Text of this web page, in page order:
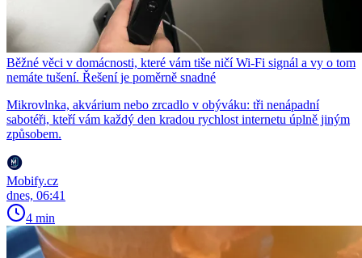
Běžné věci v domácnosti, které vám tiše ničí Wi-Fi signál a vy o tom
nemáte tušení. Řešení je poměrně snadné
Mikrovlnka, akvárium nebo zrcadlo v obýváku: tři nenápadní
sabotéři, kteří vám každý den kradou rychlost internetu úplně jiným
způsobem.
Mobify.cz
dnes, 06:41
4 min